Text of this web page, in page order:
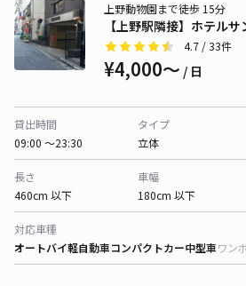
【上野駅隣接】ホテル
上野動物園まで徒歩 15分
4.7 / 33件
¥4,000〜 / 日
貸出時間
09:00 〜23:30
タイプ
立体
長さ
460cm 以下
車幅
180cm 以下
対応車種
オートバイ軽自動車コンパクトカー中型車ワン